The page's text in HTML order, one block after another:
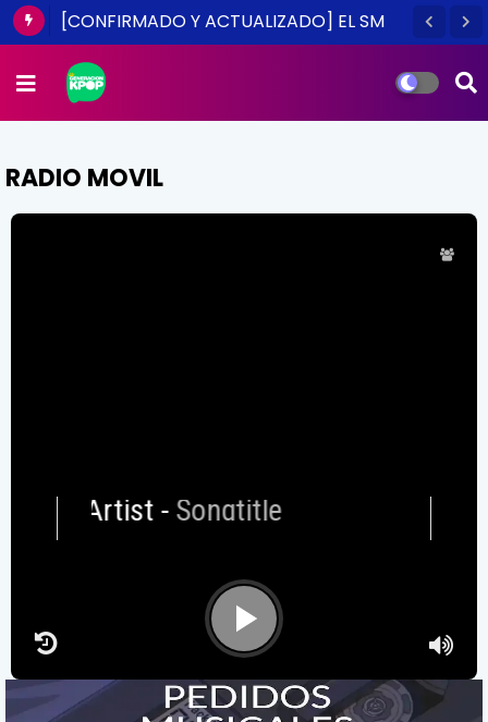
[CONFIRMADO Y ACTUALIZADO] EL SM
2014
RADIO MOVIL
Artist-Songtitle